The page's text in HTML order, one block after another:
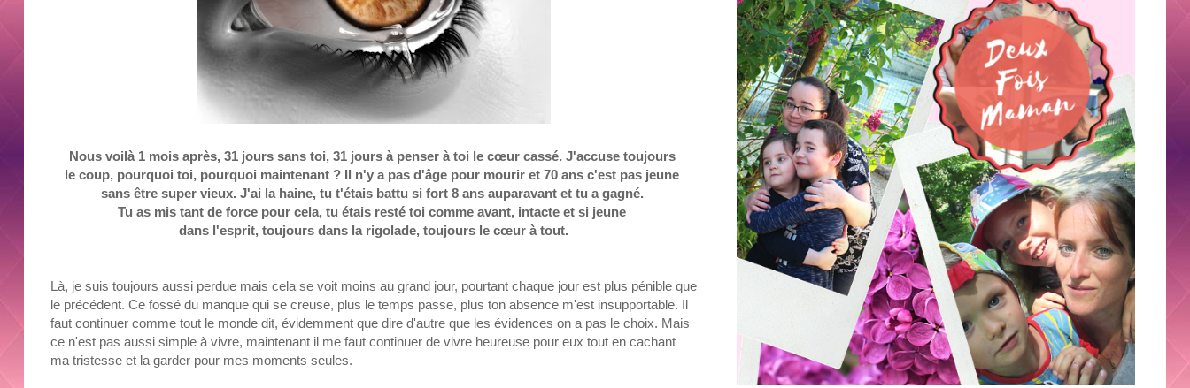
Nous voilà 1 mois après, 31 jours sans toi, 31 jours à penser à toi le cœur cassé. J'accuse toujours
le coup, pourquoi toi, pourquoi maintenant ? Il n'y a pas d'âge pour mourir et 70 ans c'est pas jeune
sans être super vieux. J'ai la haine, tu t'étais battu si fort 8 ans auparavant et tu a gagné.
Tu as mis tant de force pour cela, tu étais resté toi comme avant, intacte et si jeune
dans l'esprit, toujours dans la rigolade, toujours le cœur à tout.
Là, je suis toujours aussi perdue mais cela se voit moins au grand jour, pourtant chaque jour est plus pénible que
le précédent. Ce fossé du manque qui se creuse, plus le temps passe, plus ton absence m'est insupportable. Il
faut continuer comme tout le monde dit, évidemment que dire d'autre que les évidences on a pas le choix. Mais
ce n'est pas aussi simple à vivre, maintenant il me faut continuer de vivre heureuse pour eux tout en cachant
ma tristesse et la garder pour mes moments seules.